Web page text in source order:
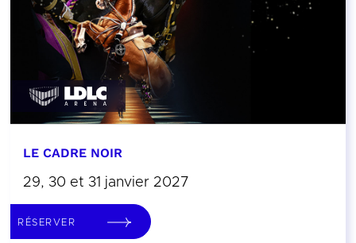
LE CADRE NOIR
29, 30 et 31 janvier 2027
RÉSERVER